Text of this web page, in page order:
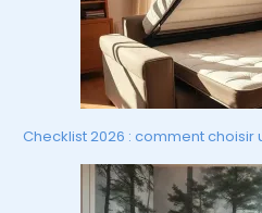
Checklist 2026 : comment